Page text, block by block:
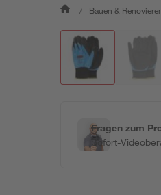
/ Bauen &
Fragen zum
Sofort-